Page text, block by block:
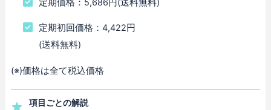
定期価格：5,686円(送料無料)
定期初回価格：4,422円
(送料無料)
(※)価格は全て税込価格
項目ごとの解説